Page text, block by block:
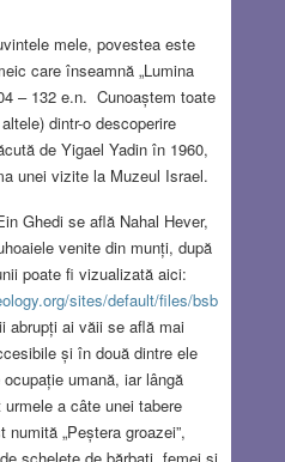
mele, povestea este
care înseamnă „Lumina
– 132 e.n. Cunoaștem toate
dintr-o descoperire
de Yigael Yadin în 1960,
unei vizite la Muzeul Israel.
Ghedi se află Nahal Hever,
venite din munți, după
poate fi vizualizată aici:
sites/default/files/bsb
abrupți ai văii se află mai
și în două dintre ele
umană, iar lângă
a câte unei tabere
„Peștera groazei”,